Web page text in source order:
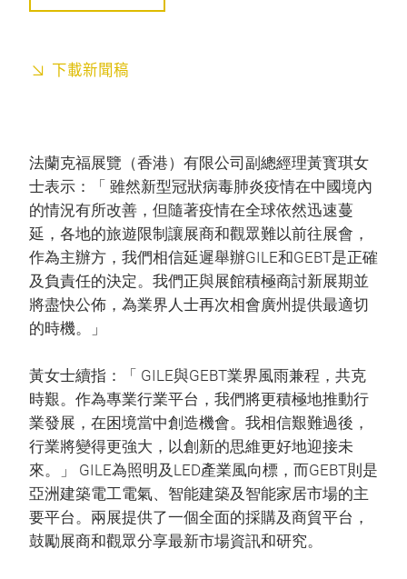
下載新聞稿
法蘭克福展覽（香港）有限公司副總經理黃寳琪女
士表示：「 雖然新型冠狀病毒肺炎疫情在中國境內
的情況有所改善，但隨著疫情在全球依然迅速蔓
延，各地的旅遊限制讓展商和觀眾難以前往展會，
作為主辦方，我們相信延遲舉辦GILE和GEBT是正確
及負責任的決定。我們正與展館積極商討新展期並
將盡快公佈，為業界人士再次相會廣州提供最適切
的時機。」
黃女士續指：「 GILE與GEBT業界風雨兼程，共克
時艱。作為專業行業平台，我們將更積極地推動行
業發展，在困境當中創造機會。我相信艱難過後，
行業將變得更強大，以創新的思維更好地迎接未
來。」 GILE為照明及LED產業風向標，而GEBT則是
亞洲建築電工電氣、智能建築及智能家居市場的主
要平台。兩展提供了一個全面的採購及商貿平台，
鼓勵展商和觀眾分享最新市場資訊和研究。